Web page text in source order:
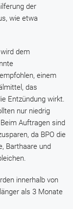
der
wie etwa
dem
einem
das
Entzündung wirkt.
nur niedrig
Auftragen sind
da BPO die
Barthaare und
innerhalb von
als 3 Monate